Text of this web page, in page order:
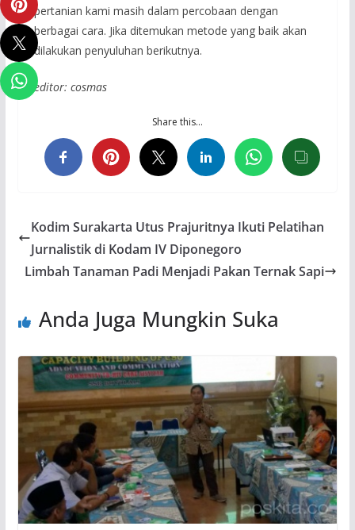
pertanian kami masih dalam percobaan dengan
berbagai cara. Jika ditemukan metode yang baik akan
dilakukan penyuluhan berikutnya.
editor: cosmas
Share this…
Kodim Surakarta Utus Prajuritnya Ikuti Pelatihan
Jurnalistik di Kodam IV Diponegoro
Limbah Tanaman Padi Menjadi Pakan Ternak Sapi
Anda Juga Mungkin Suka